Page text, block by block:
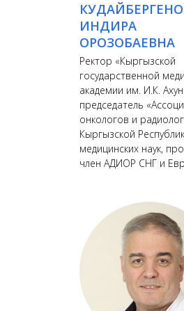
ИНДИРА
ОРОЗОБАЕВНА
Ректор «Кыргызской
государственной
академии им. И.К.
председатель
онкологов и
Кыргызской
медицинских наук,
член АДИОР СНГ и